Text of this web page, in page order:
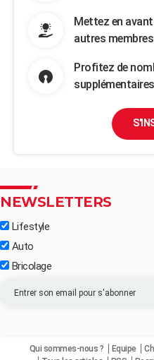
Mettez en
autres membres
Profitez de
NEWSLETTERS
Lifestyle
Auto
Bricolage
Qui sommes-nous ? Equipe